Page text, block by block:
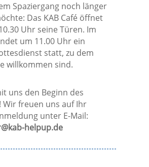
Spaziergang noch länger
Das KAB Café öffnet
Uhr seine Türen. Im
um 11.00 Uhr ein
statt, zu dem
willkommen sind.
uns den Beginn des
Wir freuen uns auf Ihr
unter E-Mail:
helpup.de